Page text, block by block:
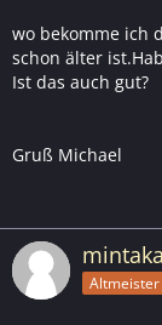
wo bekomme ich
schon älter
Ist das auch gut?
Gruß Michael
mintaka